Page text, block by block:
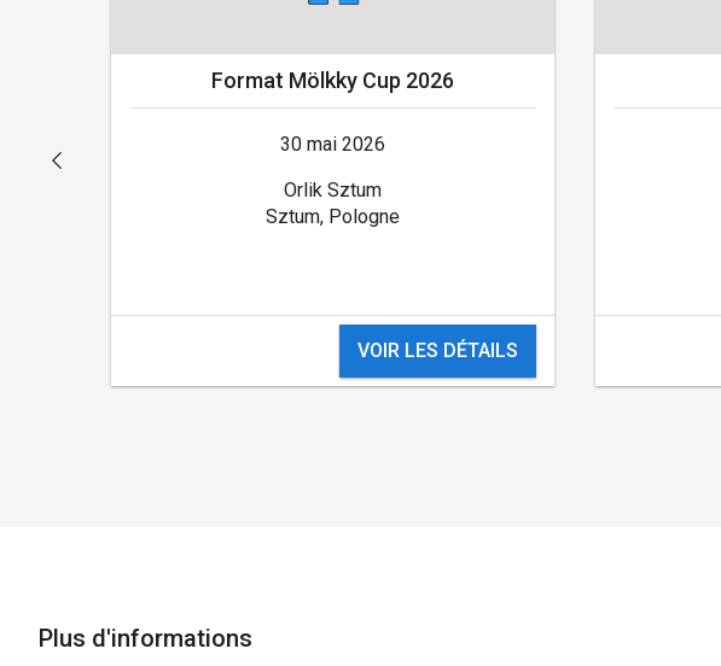
Format Mölkky Cup 2026
30 mai 2026
Orlik Sztum
Sztum, Pologne
VOIR LES DÉTAILS
Plus d'informations